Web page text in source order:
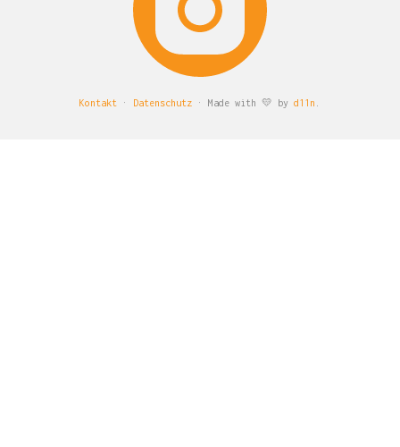
Kontakt · Datenschutz · Made with 💛 by d11n